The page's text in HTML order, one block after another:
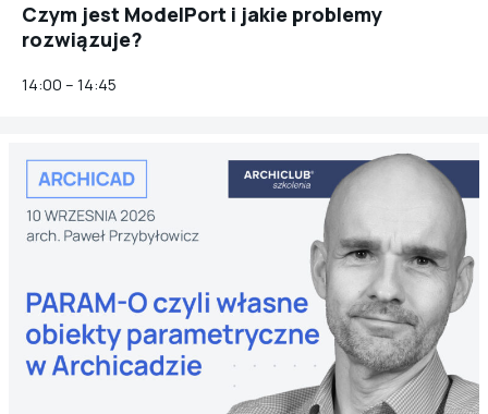
Czym jest ModelPort i jakie problemy
rozwiązuje?
14:00 – 14:45